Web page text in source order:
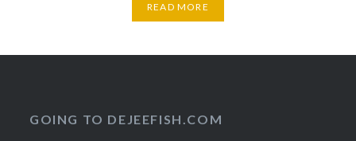
READ MORE
GOING TO DEJEEFISH.COM